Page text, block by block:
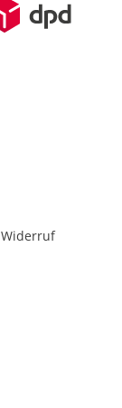
Widerruf